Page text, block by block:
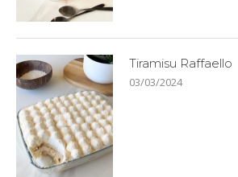
Tiramisu Raffaello
03/03/2024